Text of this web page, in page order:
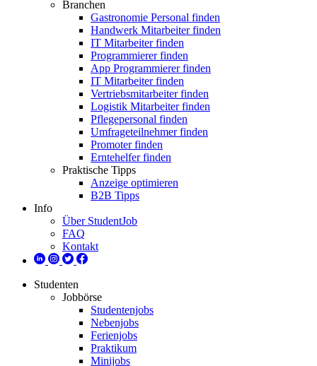
Branchen
Gastronomie Personal finden
Handwerk Mitarbeiter finden
IT Mitarbeiter finden
Programmierer finden
App Programmierer finden
IT Mitarbeiter finden
Vertriebsmitarbeiter finden
Logistik Mitarbeiter finden
Pflegepersonal finden
Umfrageteilnehmer finden
Promoter finden
Erntehelfer finden
Praktische Tipps
Anzeige optimieren
B2B Tipps
Info
Über StudentJob
FAQ
Kontakt
Studenten
Jobbörse
Studentenjobs
Nebenjobs
Ferienjobs
Praktikum
Minijobs